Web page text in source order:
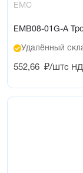
EMC
EMB08-01G-A
Удалённый
552,66 ₽/штс